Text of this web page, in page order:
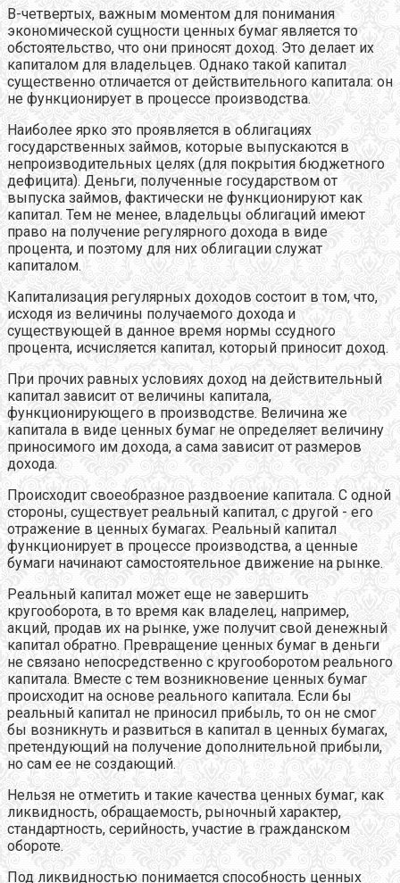
В-четвертых, важным моментом для понимания
экономической сущности ценных бумаг является то
обстоятельство, что они приносят доход. Это делает их
капиталом для владельцев. Однако такой капитал
существенно отличается от действительного капитала: он
не функционирует в процессе производства.
Наиболее ярко это проявляется в облигациях
государственных займов, которые выпускаются в
непроизводительных целях (для покрытия бюджетного
дефицита). Деньги, полученные государством от
выпуска займов, фактически не функционируют как
капитал. Тем не менее, владельцы облигаций имеют
право на получение регулярного дохода в виде
процента, и поэтому для них облигации служат
капиталом.
Капитализация регулярных доходов состоит в том, что,
исходя из величины получаемого дохода и
существующей в данное время нормы ссудного
процента, исчисляется капитал, который приносит доход.
При прочих равных условиях доход на действительный
капитал зависит от величины капитала,
функционирующего в производстве. Величина же
капитала в виде ценных бумаг не определяет величину
приносимого им дохода, а сама зависит от размеров
дохода.
Происходит своеобразное раздвоение капитала. С одной
стороны, существует реальный капитал, с другой - его
отражение в ценных бумагах. Реальный капитал
функционирует в процессе производства, а ценные
бумаги начинают самостоятельное движение на рынке.
Реальный капитал может еще не завершить
кругооборота, в то время как владелец, например,
акций, продав их на рынке, уже получит свой денежный
капитал обратно. Превращение ценных бумаг в деньги
не связано непосредственно с кругооборотом реального
капитала. Вместе с тем возникновение ценных бумаг
происходит на основе реального капитала. Если бы
реальный капитал не приносил прибыль, то он не смог
бы возникнуть и развиться в капитал в ценных бумагах,
претендующий на получение дополнительной прибыли,
но сам ее не создающий.
Нельзя не отметить и такие качества ценных бумаг, как
ликвидность, обращаемость, рыночный характер,
стандартность, серийность, участие в гражданском
обороте.
Под ликвидностью понимается способность ценных